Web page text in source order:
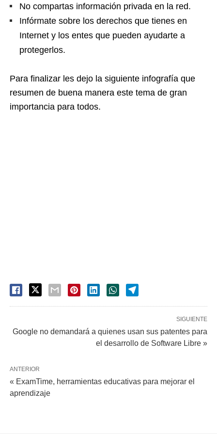
No compartas información privada en la red.
Infórmate sobre los derechos que tienes en
Internet y los entes que pueden ayudarte a
protegerlos.
Para finalizar les dejo la siguiente infografía que
resumen de buena manera este tema de gran
importancia para todos.
SIGUIENTE
Google no demandará a quienes usan sus patentes para
el desarrollo de Software Libre »
ANTERIOR
« ExamTime, herramientas educativas para mejorar el
aprendizaje